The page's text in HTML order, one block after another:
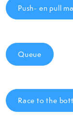
Push- en pull
Queue
Race to the